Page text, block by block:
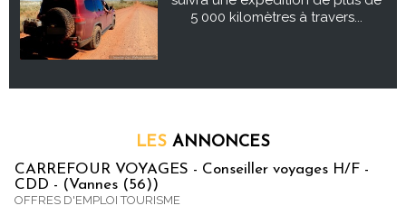
5 000 kilomètres à travers...
LES ANNONCES
CARREFOUR VOYAGES - Conseiller voyages H/F -
CDD - (Vannes (56))
OFFRES D'EMPLOI TOURISME